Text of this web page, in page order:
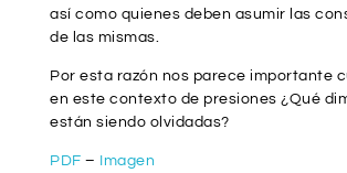
así como quienes deben asumir las
de las mismas.
Por esta razón nos parece importante
en este contexto de presiones ¿Qué
están siendo olvidadas?
PDF – Imagen